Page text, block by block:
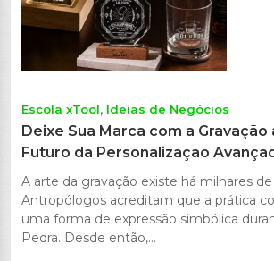
Escola xTool Ideias de Negócios
Deixe Sua Marca com a Gravação
Futuro da Personalização
A arte da gravação existe há milhares de
Antropólogos acreditam que a prática
uma forma de expressão simbólica
Pedra. Desde então,...